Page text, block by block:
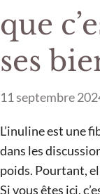
que
ses
11 septembre
L’inuline est une
dans les
poids. Pourtant,
Si vous êtes ici,